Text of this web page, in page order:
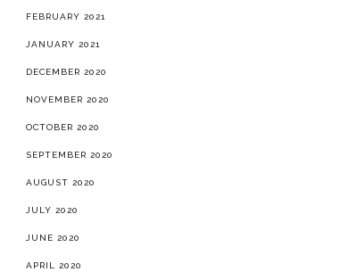
FEBRUARY 2021
JANUARY 2021
DECEMBER 2020
NOVEMBER 2020
OCTOBER 2020
SEPTEMBER 2020
AUGUST 2020
JULY 2020
JUNE 2020
APRIL 2020